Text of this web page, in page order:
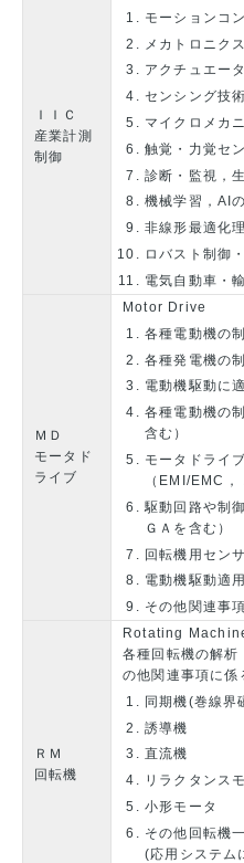
ＩＩＣ
産業計測
制御
モーションコ
メカトロニクス
アクチュエー
センシング技
マイクロメカ
触覚・力覚セ
診断・監視，
機械学習，AI
非線形最適化
ロバスト制御
電気自動車・
ＭＤ
モータド
ライブ
Motor Drive
各種電動機の
各種発電機の
電動機駆動に
各種電動機の
含む）
モータドライ
（EMI/EMC
駆動回路や制
ＧＡを含む）
回転機用セン
電動機駆動適
その他関連事項
ＲＭ
回転機
Rotating
各種回転機の解析
の他関連事項に係
同期機(巻線界
誘導機
直流機
リラクタンス
小形モータ
その他回転機
(応用システム